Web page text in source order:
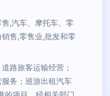
,汽车、摩托车、零
售,零售业,批发和零
路旅客运输经营；
务；巡游出租汽车